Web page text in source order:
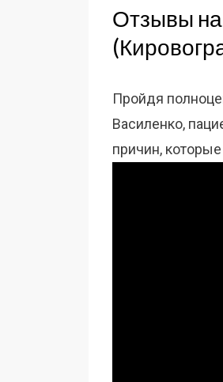
Отзывы на
Пройдя
Василенко,
причин,